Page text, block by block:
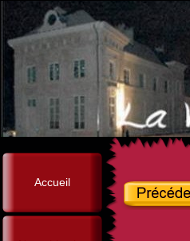
Accueil